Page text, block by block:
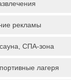
рекламы
СПА-зона
лагеря